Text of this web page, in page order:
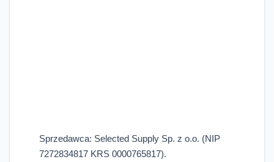
Sprzedawca: Selected Supply Sp. z o.o. (NIP
7272834817 KRS 0000765817).